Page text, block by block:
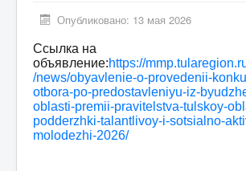
Антитеррористическая деятельность
Охрана труда
Антидопинг
Политика обработки и защиты
данных
Опубликовано: 13 мая 2026
Ссылка на
объявление:https://
/news/obyavlenie-o-provedenii-
otbora-po-predostavleniyu-iz-
oblasti-premii-pravitelstva-tulskoy-
podderzhki-talantlivoy-i-sotsialno-
molodezhi-2026/